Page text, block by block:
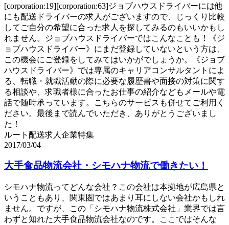
[corporation:19][corporation:63]ジョブハウスドライバーには他
にも配送ドライバーの求人がございますので、じっくり比較
してご自分の希望に合った求人を探してみるのもいいかもし
れません。ジョブハウスドライバーではこんなことも！《ジ
ョブハウスドライバー》にまだ登録していないという方は、
この機会にご登録をしてみてはいかがでしょうか。《ジョブ
ハウスドライバー》では専属のキャリアコンサルタントによ
る、転職・就職活動の際に必要な履歴書や面接の対策に関す
る相談や、求職者様に合ったお仕事の紹介などもメールや電
話で随時承っています。こちらのサービスも併せてご利用く
ださい。最後まで読んでいただき、ありがとうございまし
た！
ルート配送求人企業特集
2017/03/04
大手食品物流会社・シモハナ物流で働きたい！
シモハナ物流ってどんな会社？この会社は本拠地が広島県と
いうこともあり、関東圏ではあまり耳にしない会社かもしれ
ません。ですが、この「シモハナ物流株式会社」業界では言
わずと知れた大手食品物流会社なのです。ここではそんな